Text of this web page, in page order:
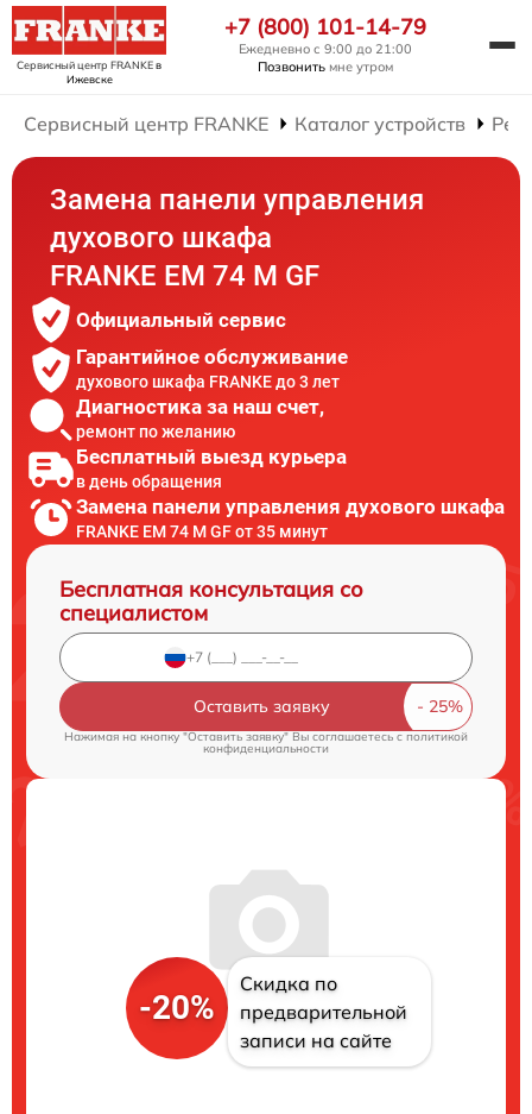
Сервисный центр FRANKEв
Ижевске
+7 (800) 101-14-79
Ежедневно с 9:00 до 21:00
Позвонить мне утром
Сервисный центр FRANKE Каталог устройств
Замена панели управления
духового шкафа
FRANKE EM 74 M GF
Официальный сервис
Гарантийное обслуживание
духового шкафа FRANKE до 3 лет
Диагностика за наш счет,
ремонт по желанию
Бесплатный выезд курьера
в день обращения
Замена панели управления духового шкафа
FRANKE EM 74 M GF от 35 минут
Бесплатная консультация со
специалистом
Оставить заявку
Нажимая на кнопку "Оставить заявку" Вы соглашаетесь cполитикой
конфиденциальности
-20%
Скидка по
предварительной
записи на сайте